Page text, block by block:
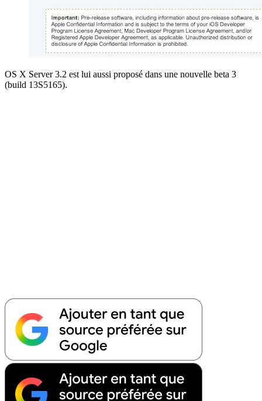
OS X Server 3.2 est lui aussi proposé dans une nouvelle beta 3
(build 13S5165).